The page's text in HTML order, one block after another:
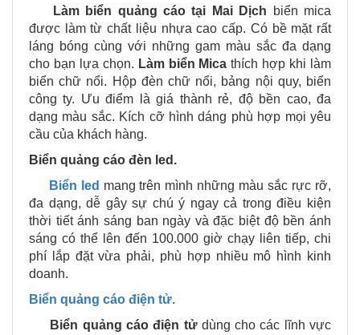
Làm biển quảng cáo tại
Mai Dịch biển mica
được làm từ chất liệu nhựa cao cấp. Có bề mặt rất
láng bóng cùng với những gam màu sắc đa dạng
cho bạn lựa chọn. Làm biển Mica thích hợp khi làm
biển chữ nổi. Hộp đèn chữ nổi, bảng nội quy, biển
công ty. Ưu điểm là giá thành rẻ, độ bền cao, đa
dạng màu sắc. Kích cỡ hình dáng phù hợp mọi yêu
cầu của khách hàng.
Biển quảng cáo đèn led.
Biển led mang trên mình những màu sắc rực rỡ,
đa dạng, dễ gây sự chú ý ngay cả trong điều kiện
thời tiết ánh sáng ban ngày và đặc biệt độ bền ánh
sáng có thể lên đến 100.000 giờ chạy liên tiếp, chi
phí lắp đặt vừa phải, phù hợp nhiều mô hình kinh
doanh.
Biển quảng cáo điện tử.
Biển quảng cáo điện tửdùng cho các lĩnh vực